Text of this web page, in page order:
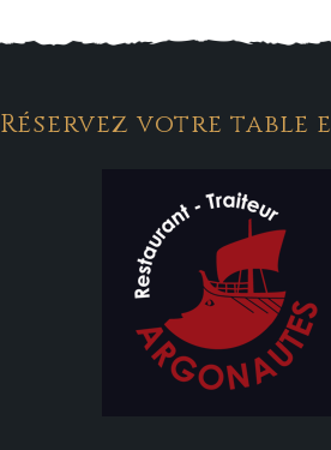
Réservez votre table